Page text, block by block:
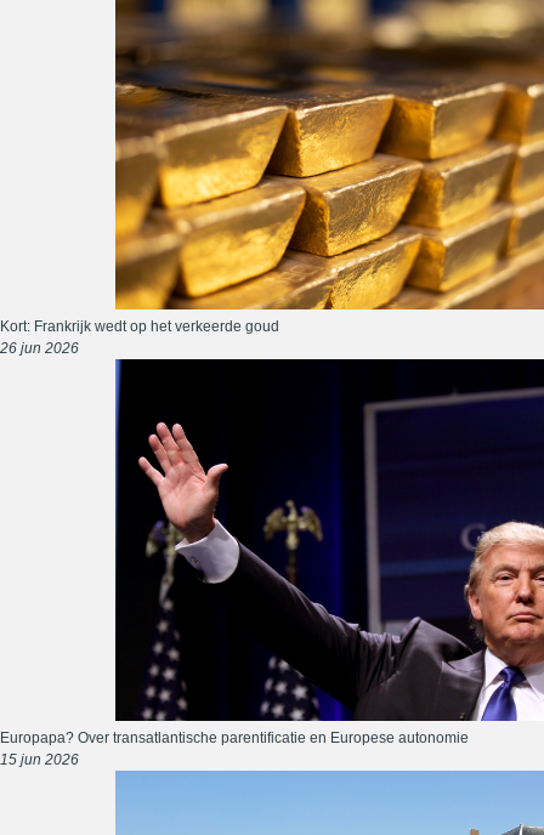
Kort: Frankrijk wedt op het verkeerde goud
26 jun 2026
Europapa? Over transatlantische parentificatie en Europese autonomie
15 jun 2026